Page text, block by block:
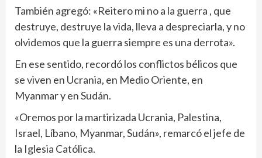
También agregó: «Reitero mi no a la guerra , que
destruye, destruye la vida, lleva a despreciarla, y no
olvidemos que la guerra siempre es una derrota».
En ese sentido, recordó los conflictos bélicos que
se viven en Ucrania, en Medio Oriente, en
Myanmar y en Sudán.
«Oremos por la martirizada Ucrania, Palestina,
Israel, Líbano, Myanmar, Sudán», remarcó el jefe de
la Iglesia Católica.